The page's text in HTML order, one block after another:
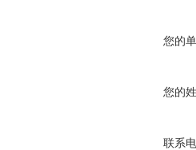
您的
您的
联系